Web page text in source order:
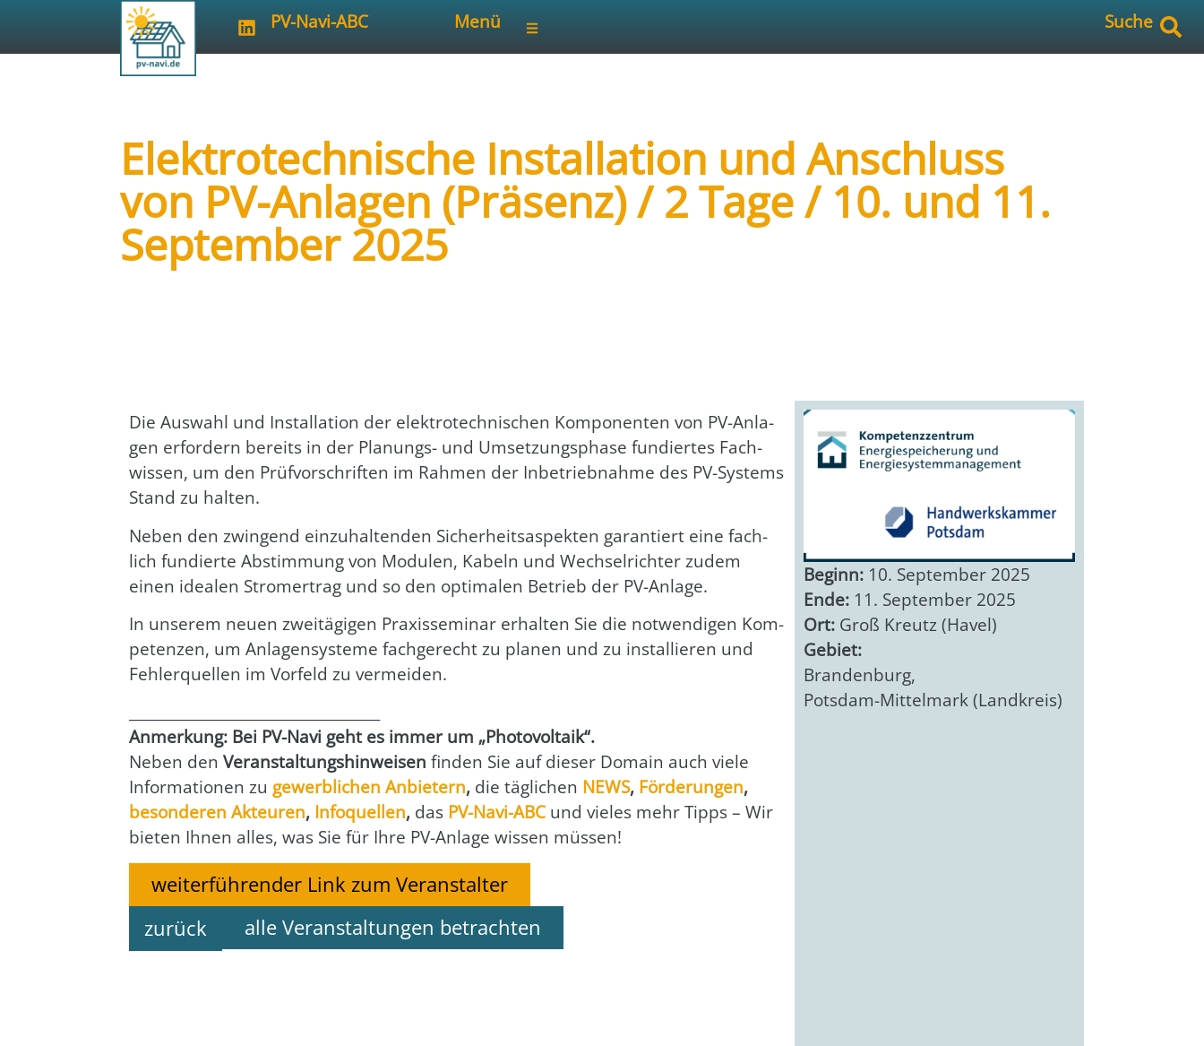
PV-Navi-ABC Menü Suche
Elektrotechnische Installation und Anschluss
von PV-Anlagen (Präsenz) / 2 Tage / 10. und 11.
September 2025
Art der Veranstaltung:
Die Aus­wahl und Instal­la­ti­on der elek­tro­tech­ni­schen Kom­po­nen­ten von PV-Anla­
gen erfor­dern bereits in der Pla­nungs- und Umset­zungs­pha­se fun­dier­tes Fach­
wis­sen, um den Prüf­vor­schrif­ten im Rah­men der Inbe­trieb­nah­me des PV-Sys­tems
Stand zu hal­ten.
Neben den zwin­gend ein­zu­hal­ten­den Sicher­heits­aspek­ten garan­tiert eine fach­
lich fun­dier­te Abstim­mung von Modu­len, Kabeln und Wech­sel­rich­ter zudem
einen idea­len Strom­ertrag und so den opti­ma­len Betrieb der PV-Anla­ge.
In unse­rem neu­en zwei­tä­gi­gen Pra­xis­se­mi­nar erhal­ten Sie die not­wen­di­gen Kom­
pe­ten­zen, um Anla­gen­sys­te­me fach­ge­recht zu pla­nen und zu instal­lie­ren und
Feh­ler­quel­len im Vor­feld zu ver­mei­den.
Anmer­kung: Bei PV-Navi geht es immer um „Pho­to­vol­ta­ik“.
Neben denVer­an­stal­tungs­hin­wei­sen fin­den Sie auf die­ser Domain auch vie­le
Infor­ma­tio­nen zugewerb­li­chen Anbie­tern, die täg­li­chen NEWS, För­de­run­gen,
beson­de­ren Akteu­ren, Info­quel­len, das PV-Navi-ABCund vie­les mehr Tipps – Wir
bie­ten Ihnen alles, was Sie für Ihre PV-Anla­ge wis­sen müs­sen!
weiterführender Link zum Veranstalter
zurück
alle Veranstaltungen betrachten
Beginn: 10. September 2025
Ende: 11. September 2025
Ort: Groß Kreutz (Havel)
Gebiet:
Brandenburg,
Potsdam-Mittelmark (Landkreis)